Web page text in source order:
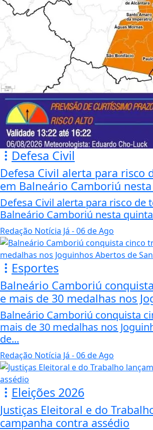
Defesa Civil
Defesa Civil alerta para risco
em Balneário Camboriú
Defesa Civil alerta para risco de
Balneário Camboriú nesta
Redação Notícia Já - 06 de Ago
Esportes
Balneário Camboriú
e mais de 30 medalhas nos
Balneário Camboriú conquista
mais de 30 medalhas nos
de...
Redação Notícia Já - 06 de Ago
Eleições 2026
Justiças Eleitoral e do
campanha contra assédio